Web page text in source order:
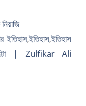
ইতিহাস,ইতিহাস,ইতিহাস
| Zulfikar Ali